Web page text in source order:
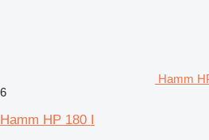
Hamm
6
Hamm HP 180 I